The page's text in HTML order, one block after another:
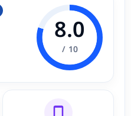
8.0
10 /